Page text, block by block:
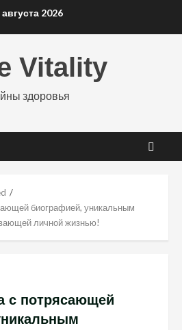
августа 2026
Vitality
здоровья
биографией, уникальным
личной жизнью!
с потрясающей